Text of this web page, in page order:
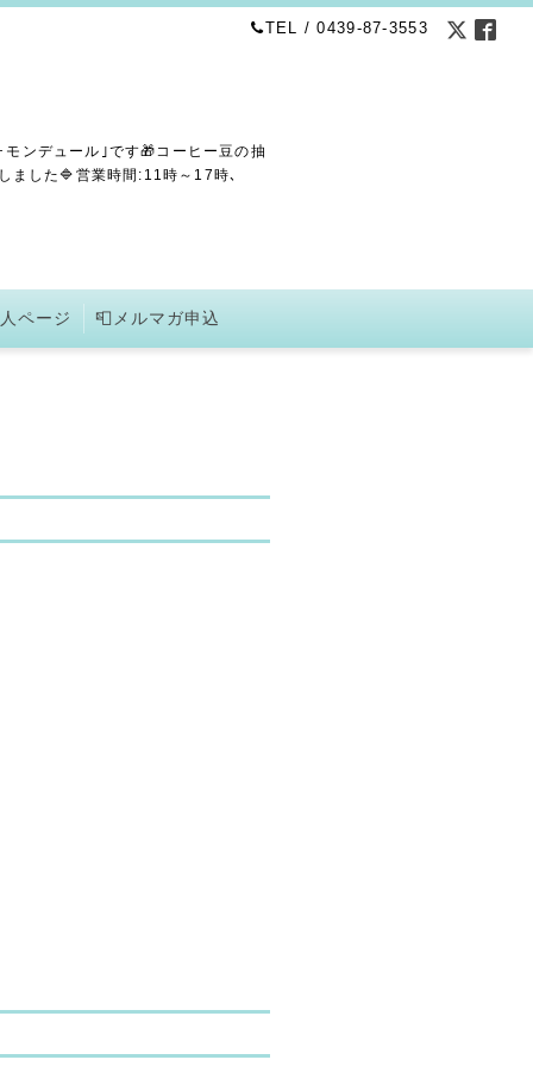
TEL / 0439-87-3553
ンデュール｣です🎁コーヒー豆の抽
ました🔷営業時間:11時～17時､
ページ 📮メルマガ申込